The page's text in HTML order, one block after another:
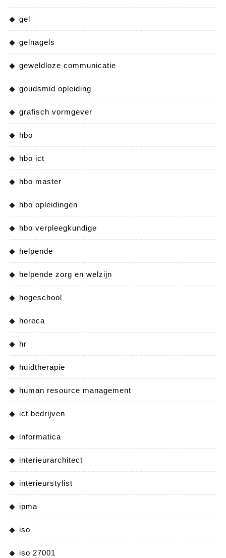
gel
gelnagels
geweldloze communicatie
goudsmid opleiding
grafisch vormgever
hbo
hbo ict
hbo master
hbo opleidingen
hbo verpleegkundige
helpende
helpende zorg en welzijn
hogeschool
horeca
hr
huidtherapie
human resource management
ict bedrijven
informatica
interieurarchitect
interieurstylist
ipma
iso
iso 27001